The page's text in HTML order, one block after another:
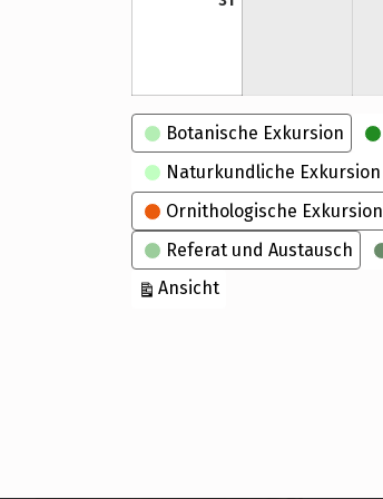
Kategorien
Botanische Exkursion
Naturkundliche Exkursion
Ornithologische Exkursion
Referat und Austausch
Ansichtausdrucken